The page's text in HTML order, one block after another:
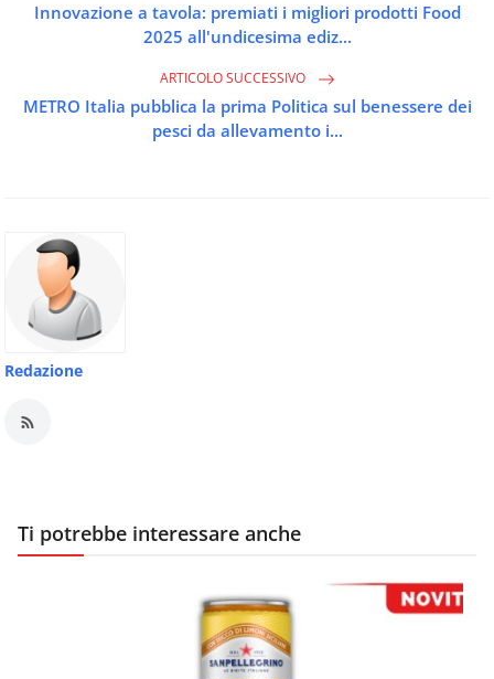
Innovazione a tavola: premiati i migliori prodotti Food
2025 all'undicesima ediz...
ARTICOLO SUCCESSIVO
METRO Italia pubblica la prima Politica sul benessere dei
pesci da allevamento i...
Redazione
Ti potrebbe interessare anche